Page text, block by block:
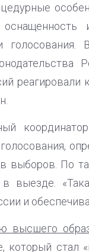
выборов. По
выезде.
и
который стал